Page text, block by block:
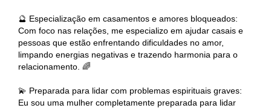
🔮 Especialização em casamentos e amores bloqueados:
Com foco nas relações, me especializo em ajudar casais e
pessoas que estão enfrentando dificuldades no amor,
limpando energias negativas e trazendo harmonia para o
relacionamento. 🌈
💫 Preparada para lidar com problemas espirituais graves:
Eu sou uma mulher completamente preparada para lidar